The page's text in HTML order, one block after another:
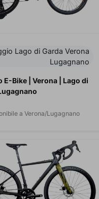
Lago di Garda Verona
Lugagnano
E-Bike | Verona | Lago di
a Verona/Lugagnano